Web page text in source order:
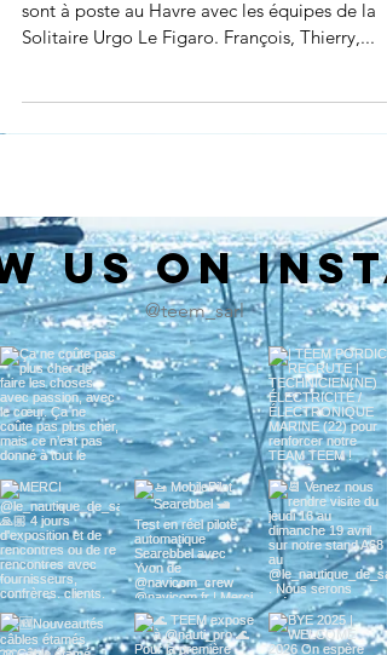
Depuis lundi, les team TEEM et Rom Arrangé
sont à poste au Havre avec les équipes de la
us on
@teem_sarl